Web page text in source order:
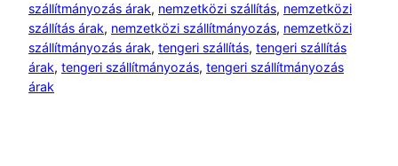
szállítmányozás árak, nemzetközi szállítás, nemzetközi
szállítás árak, nemzetközi szállítmányozás, nemzetközi
szállítmányozás árak, tengeri szállítás, tengeri szállítás
árak, tengeri szállítmányozás, tengeri szállítmányozás
árak